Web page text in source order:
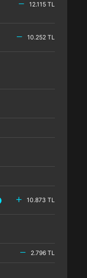
12.115 TL
10.252 TL
10.873 TL
2.796 TL